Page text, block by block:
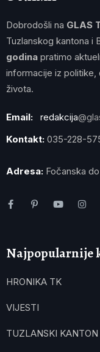
Dobrodošli na GLAS
Tuzlanskog kantona i
godina pratimo
informacije iz politike,
života.
Email: redakcija
Kontakt: 035-228-
Adresa: Fočanska
Najpopularnije
HRONIKA TK
VIJESTI
TUZLANSKI KANTON